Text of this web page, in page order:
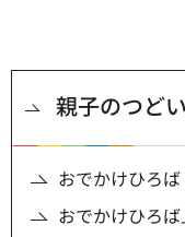
親子のつど
おでかけひろば
おでかけひろ